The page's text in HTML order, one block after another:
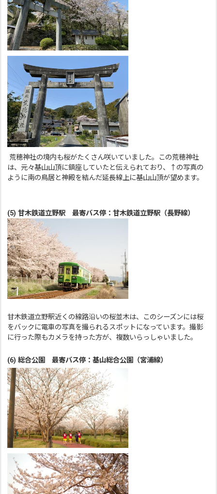
荒穂神社の境内も桜がたくさん咲いていました。この荒穂神社
は、元々基山山頂に鎮座していたと伝えられており、↑の写真の
ように南の鳥居と神殿を結んだ延長線上に基山山頂が望めます。
(5) 甘木鉄道立野駅 最寄バス停：甘木鉄道立野駅（長野線）
甘木鉄道立野駅近くの線路沿いの桜並木は、このシーズンには桜
をバックに電車の写真を撮られるスポットになっています。撮影
に行った際もカメラを持った方が、複数いらっしゃいました。
(6) 総合公園 最寄バス停：基山総合公園（宮浦線）